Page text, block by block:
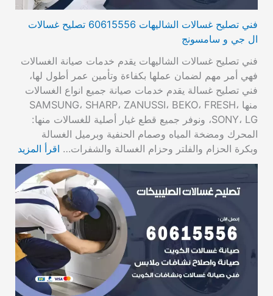
فني تصليح غسالات الشاليهات 60615556 تصليح غسالات
ال جي و سامسونج
فني تصليح غسالات الشاليهات يقدم خدمات صيانة الغسالات
فهي أمر مهم لضمان عملها بكفاءة وتأمين عمر أطول لها،
فني تصليح غسالة يقدم خدمات صيانة جميع انواع الغسالات
منها SAMSUNG، SHARP، ZANUSSI، BEKO، FRESH،
SONY، LG، ونوفر جميع قطع غيار أصلية للغسالات منها:
المحرك ومضخة المياه وصمام الحنفية وبرميل الغسالة
وبكرة الحزام والفلتر وحزام الغسالة والشفرات… اقرأ المزيد